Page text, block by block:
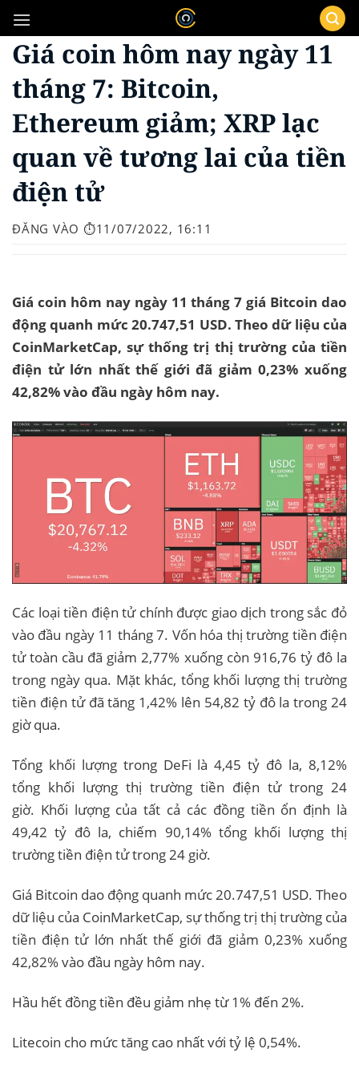
qua
nội
dung
Giá coin hôm nay ngày 11
tháng 7: Bitcoin,
Ethereum giảm; XRP lạc
quan về tương lai của tiền
điện tử
ĐĂNG VÀO ⏱️11/07/2022, 16:11
Giá coin hôm nay ngày 11 tháng 7 giá Bitcoin dao
động quanh mức 20.747,51 USD. Theo dữ liệu của
CoinMarketCap, sự thống trị thị trường của tiền
điện tử lớn nhất thế giới đã giảm 0,23% xuống
42,82% vào đầu ngày hôm nay.
Các loại tiền điện tử chính được giao dịch trong sắc đỏ
vào đầu ngày 11 tháng 7. Vốn hóa thị trường tiền điện
tử toàn cầu đã giảm 2,77% xuống còn 916,76 tỷ đô la
trong ngày qua. Mặt khác, tổng khối lượng thị trường
tiền điện tử đã tăng 1,42% lên 54,82 tỷ đô la trong 24
giờ qua.
Tổng khối lượng trong DeFi là 4,45 tỷ đô la, 8,12%
tổng khối lượng thị trường tiền điện tử trong 24
giờ. Khối lượng của tất cả các đồng tiền ổn định là
49,42 tỷ đô la, chiếm 90,14% tổng khối lượng thị
trường tiền điện tử trong 24 giờ.
Giá Bitcoin dao động quanh mức 20.747,51 USD. Theo
dữ liệu của CoinMarketCap, sự thống trị thị trường của
tiền điện tử lớn nhất thế giới đã giảm 0,23% xuống
42,82% vào đầu ngày hôm nay.
Hầu hết đồng tiền đều giảm nhẹ từ 1% đến 2%.
Litecoin cho mức tăng cao nhất với tỷ lệ 0,54%.